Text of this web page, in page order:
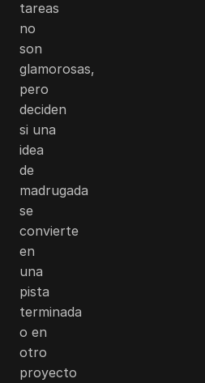
tareas
no
son
glamorosas,
pero
deciden
si una
idea
de
madrugada
se
convierte
en
una
pista
terminada
o en
otro
proyecto